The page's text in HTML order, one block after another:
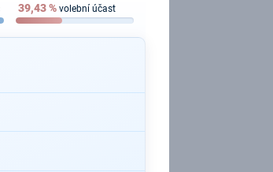
39,43% volební účast